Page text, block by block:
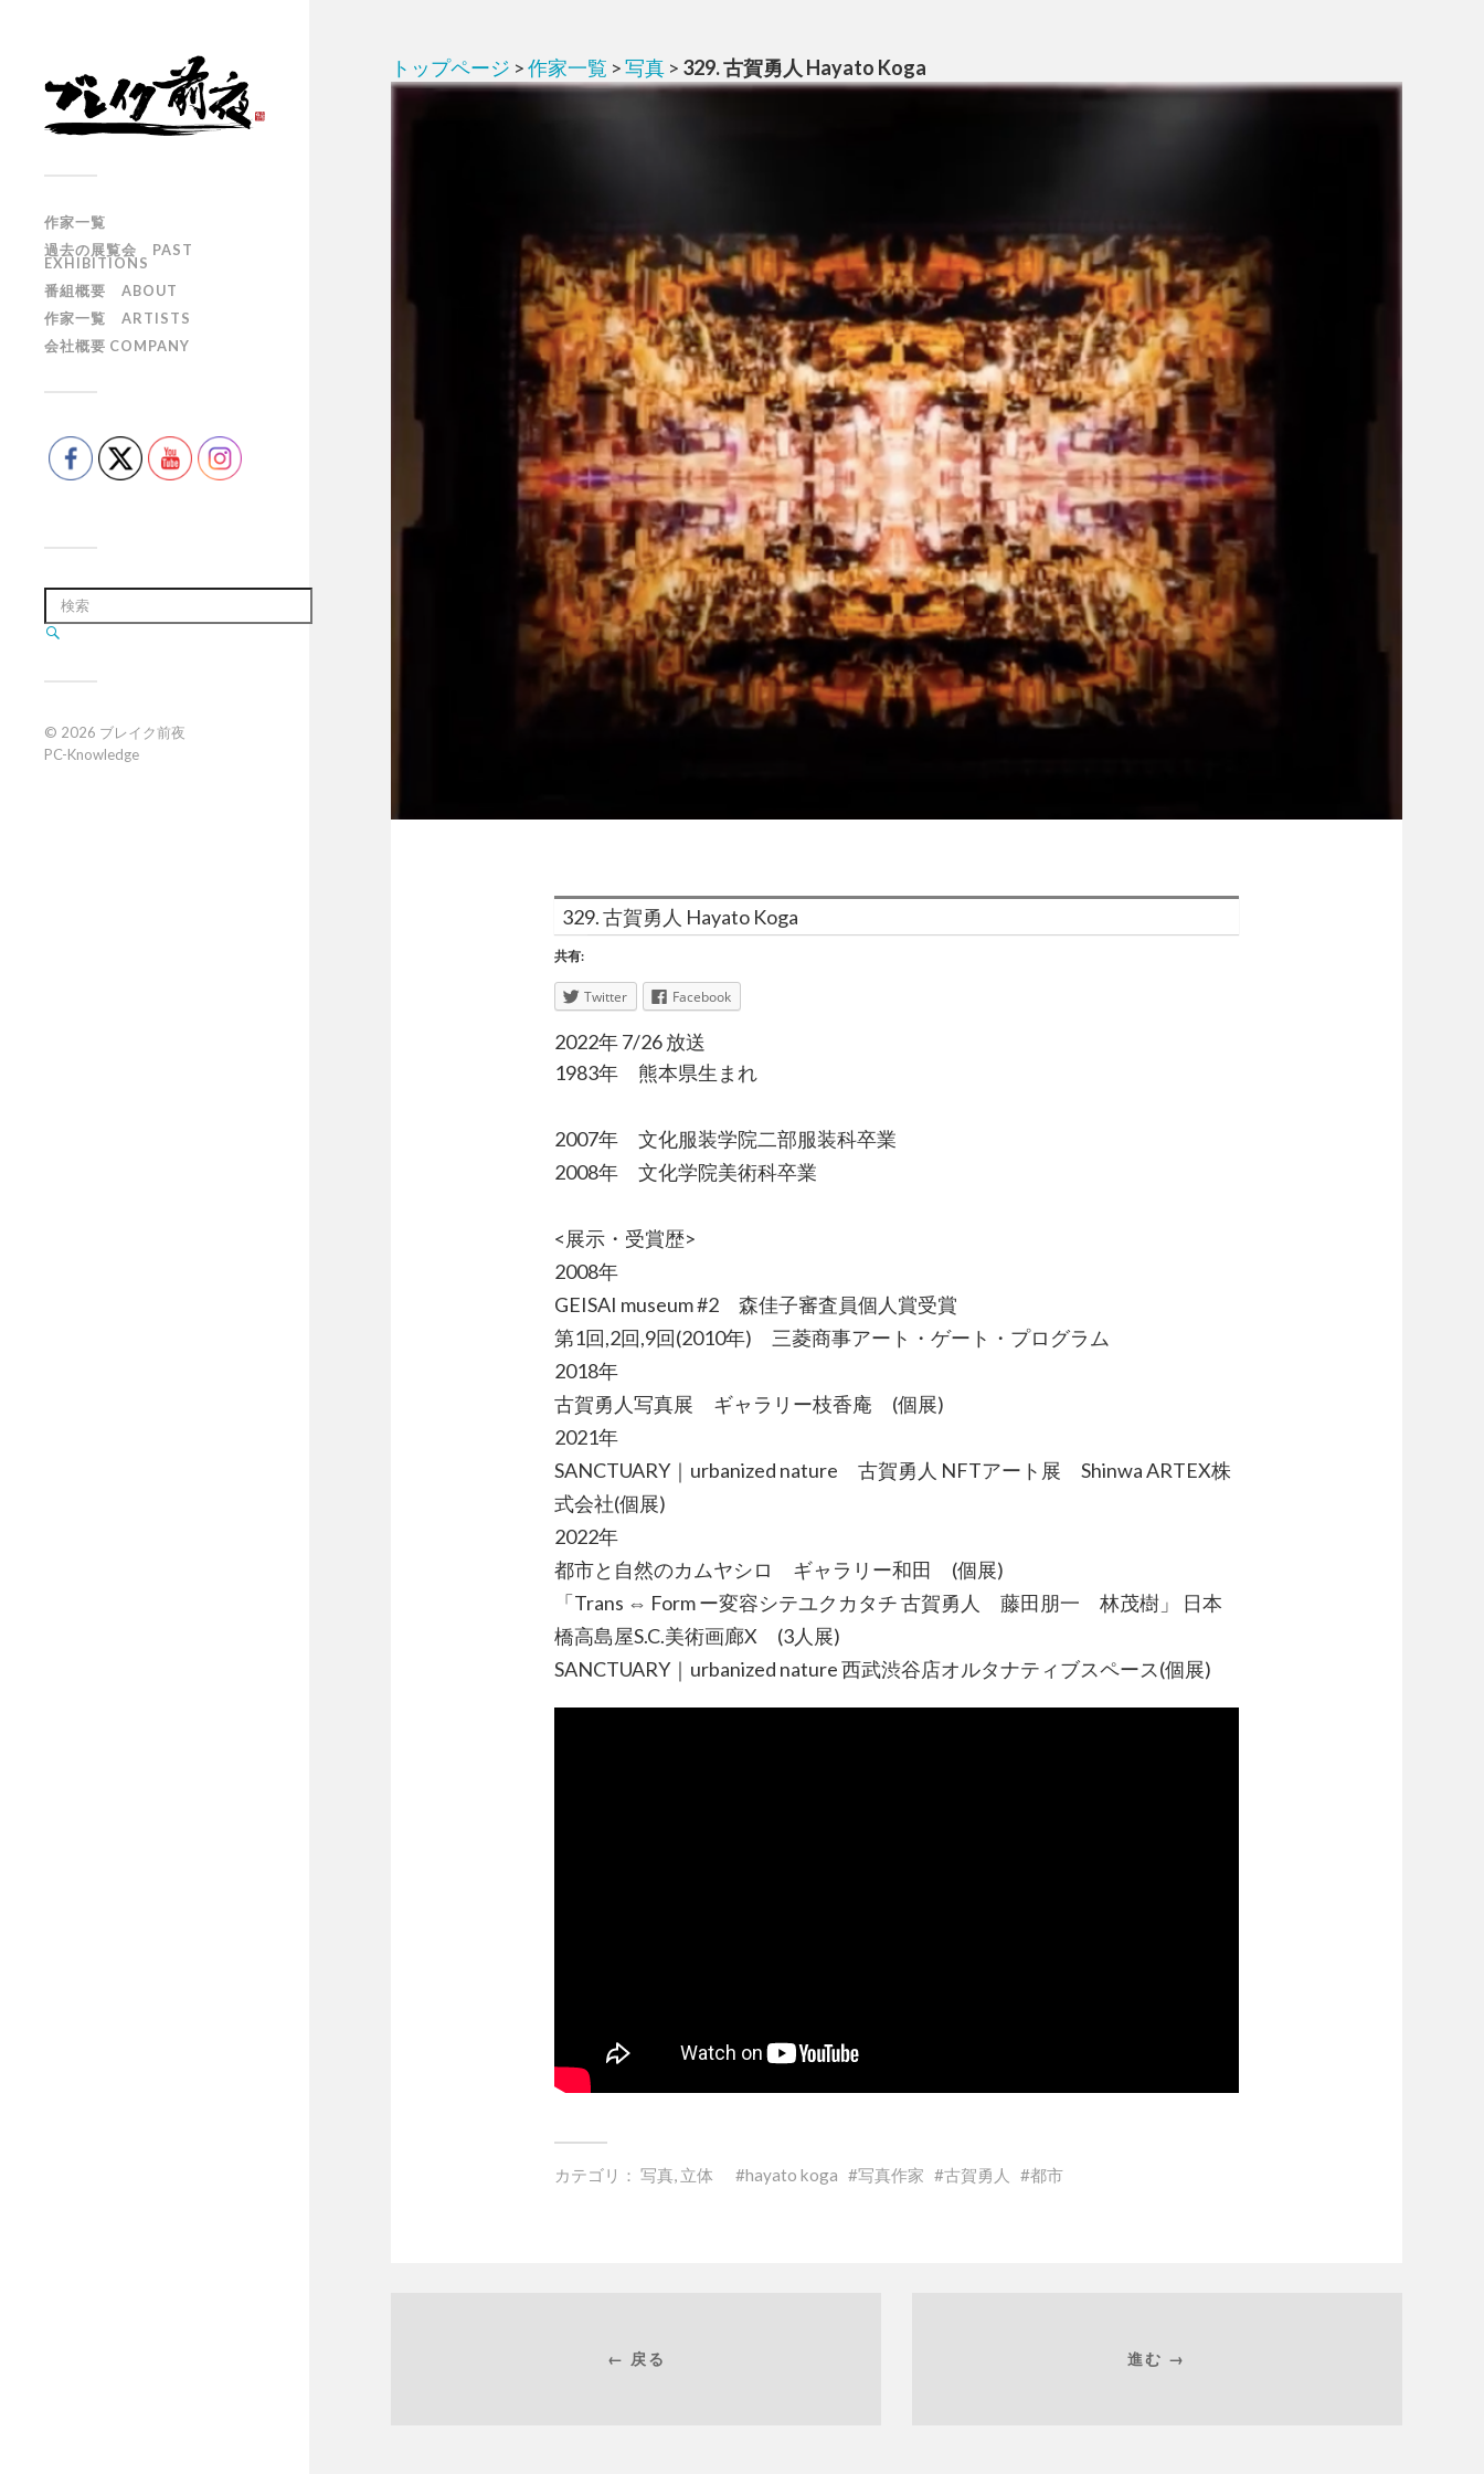
作家一覧
過去の展覧会 PAST
EXHIBITIONS
番組概要 ABOUT
作家一覧 ARTISTS
会社概要 COMPANY
© 2026 ブレイク前夜
PC-Knowledge
トップページ >作家一覧 >写真 > 329. 古賀勇人 Hayato Koga
329. 古賀勇人 Hayato Koga
共有:
Twitter Facebook
2022年 7/26 放送
1983年 熊本県生まれ
2007年 文化服装学院二部服装科卒業
2008年 文化学院美術科卒業
<展示・受賞歴>
2008年
GEISAI museum #2 森佳子審査員個人賞受賞
第1回,2回,9回(2010年) 三菱商事アート・ゲート・プログラム
2018年
古賀勇人写真展 ギャラリー枝香庵 (個展)
2021年
SANCTUARY｜urbanized nature 古賀勇人 NFTアート展 Shinwa ARTEX株
式会社(個展)
2022年
都市と自然のカムヤシロ ギャラリー和田 (個展)
「Trans ⇔ Form ー変容シテユクカタチ 古賀勇人 藤田朋一 林茂樹」 日本
橋高島屋S.C.美術画廊X (3人展)
SANCTUARY｜urbanized nature 西武渋谷店オルタナティブスペース(個展)
カテゴリ： 写真, 立体 hayato koga 写真作家 古賀勇人 都市
← 戻る 進む →